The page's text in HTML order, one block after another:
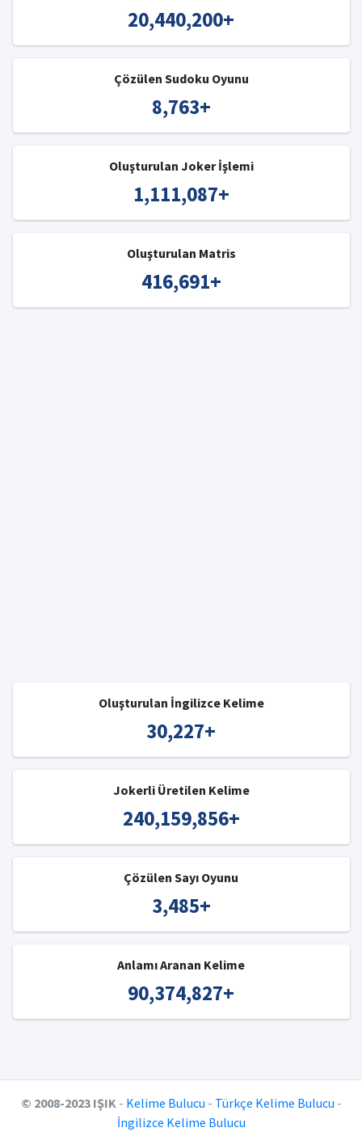
20,440,200+
Çözülen Sudoku Oyunu
8,763+
Oluşturulan Joker İşlemi
1,111,087+
Oluşturulan Matris
416,691+
Oluşturulan İngilizce Kelime
30,227+
Jokerli Üretilen Kelime
240,159,856+
Çözülen Sayı Oyunu
3,485+
Anlamı Aranan Kelime
90,374,827+
© 2008-2023 IŞIK- Kelime Bulucu - Türkçe Kelime Bulucu -
İngilizce Kelime Bulucu